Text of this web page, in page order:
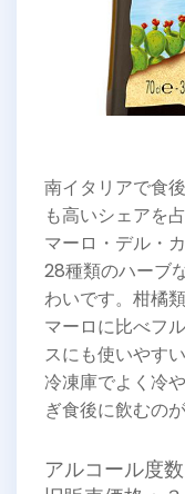
南イタリアで食
も高いシェアを
マーロ・デル・カ
28種類のハーブ
わいです。柑橘
マーロに比べフ
スにも使いやす
冷凍庫でよく冷
ぎ食後に飲むの
アルコール度